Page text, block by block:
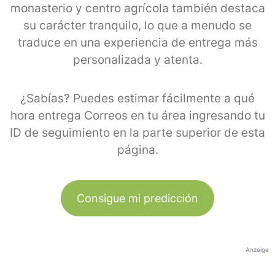
monasterio y centro agrícola también destaca
su carácter tranquilo, lo que a menudo se
traduce en una experiencia de entrega más
personalizada y atenta.
¿Sabías? Puedes estimar fácilmente a qué
hora entrega Correos en tu área ingresando tu
ID de seguimiento en la parte superior de esta
página.
Consigue mi predicción
Anzeige